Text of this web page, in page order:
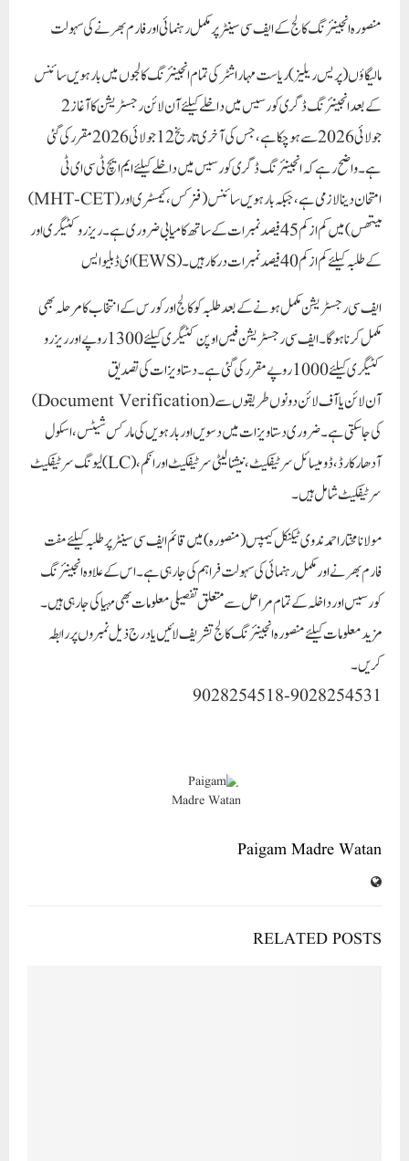
منصورہ انجینئرنگ کالج کے ایف سی سینٹر پر مکمل رہنمائی اور فارم بھرنے کی سہولت
مالیگاؤں (پریس ریلیز) ریاست مہاراشٹر کی تمام انجینئرنگ کالجوں میں بارہویں سائنس
کے بعد انجینئرنگ ڈگری کورسیس میں داخلے کیلئے آن لائن رجسٹریشن کا آغاز 2
جولائی 2026 سے ہو چکا ہے، جس کی آخری تاریخ 12 جولائی 2026 مقرر کی گئی
ہے۔ واضح رہے کہ انجینئرنگ ڈگری کورسیس میں داخلے کیلئے ایم ایچ ٹی سی ای ٹی
(MHT-CET) امتحان دینا لازمی ہے، جبکہ بارہویں سائنس (فزکس، کیمسٹری اور
میتھس) میں کم از کم 45 فیصد نمبرات کے ساتھ کامیابی ضروری ہے۔ ریزرو کٹیگری اور
ای ڈبلیو ایس (EWS) کے طلبہ کیلئے کم از کم 40 فیصد نمبرات درکار ہیں۔
ایف سی رجسٹریشن مکمل ہونے کے بعد طلبہ کو کالج اور کورس کے انتخاب کا مرحلہ بھی
مکمل کرنا ہوگا۔ایف سی رجسٹریشن فیس اوپن کٹیگری کیلئے 1300 روپے اور ریزرو
کٹیگری کیلئے 1000 روپے مقرر کی گئی ہے۔ دستاویزات کی تصدیق
(Document Verification) آن لائن یا آف لائن دونوں طریقوں سے
کی جا سکتی ہے۔ ضروری دستاویزات میں دسویں اور بارہویں کی مارکس شیٹس، اسکول
لیونگ سرٹیفکیٹ (LC)، آدھار کارڈ، ڈومیسائل سرٹیفکیٹ، نیشنالیٹی سرٹیفکیٹ اور انکم
سرٹیفکیٹ شامل ہیں۔
مولانا مختار احمد ندوی ٹیکنیکل کیمپس (منصورہ) میں قائم ایف سی سینٹر پر طلبہ کیلئے مفت
فارم بھرنے اور مکمل رہنمائی کی سہولت فراہم کی جا رہی ہے۔ اس کے علاوہ انجینئرنگ
کورسیس اور داخلہ کے تمام مراحل سے متعلق تفصیلی معلومات بھی مہیا کی جا رہی ہیں۔
مزید معلومات کیلئے منصورہ انجینئرنگ کالج تشریف لائیں یا درج ذیل نمبروں پر رابطہ
کریں۔
9028254518- 9028254531
Paigam Madre Watan
RELATED POSTS